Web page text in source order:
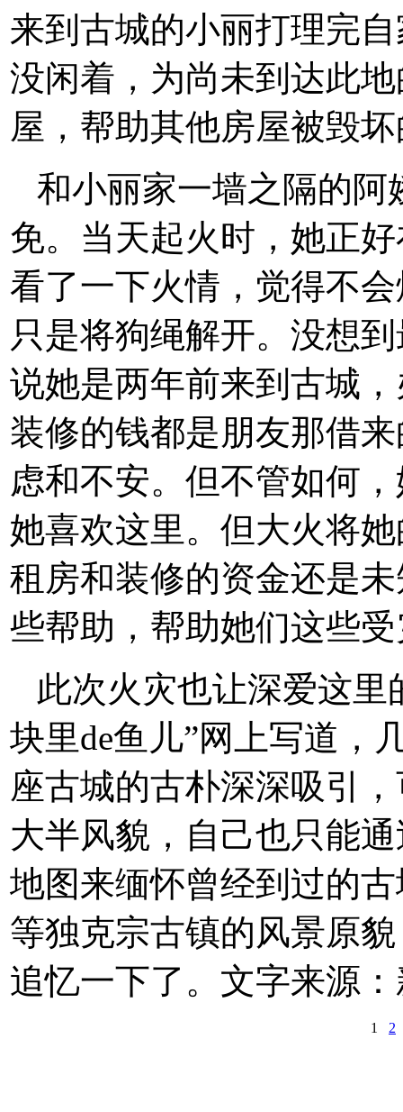
来到古城的小丽打理完
没闲着，为尚未到达此
屋，帮助其他房屋被毁
和小丽家一墙之隔的
免。当天起火时，她正
看了一下火情，觉得不
只是将狗绳解开。没想
说她是两年前来到古城
装修的钱都是朋友那借
虑和不安。但不管如何
她喜欢这里。但大火将
租房和装修的资金还是
些帮助，帮助她们这些
此次火灾也让深爱这
块里de鱼儿”网上写道，
座古城的古朴深深吸引
大半风貌，自己也只能
地图来缅怀曾经到过的
等独克宗古镇的风景原
追忆一下了。文字来源
1 2